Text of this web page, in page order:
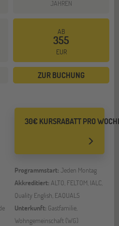
JAHREN
AB
355
EUR
ZUR BUCHUNG
30€ KURSRABATT PRO
Programmstart: Jeden Montag
Akkreditiert: ALTO, FELTOM, IALC,
Quality English, EAQUALS
Unterkunft: Gastfamilie,
Wohngemeinschaft (WG)